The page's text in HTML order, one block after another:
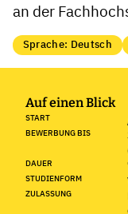
an der
Sprache: Deutsch
Auf einen Blick
START
BEWERBUNG BIS
DAUER
STUDIENFORM
ZULASSUNG